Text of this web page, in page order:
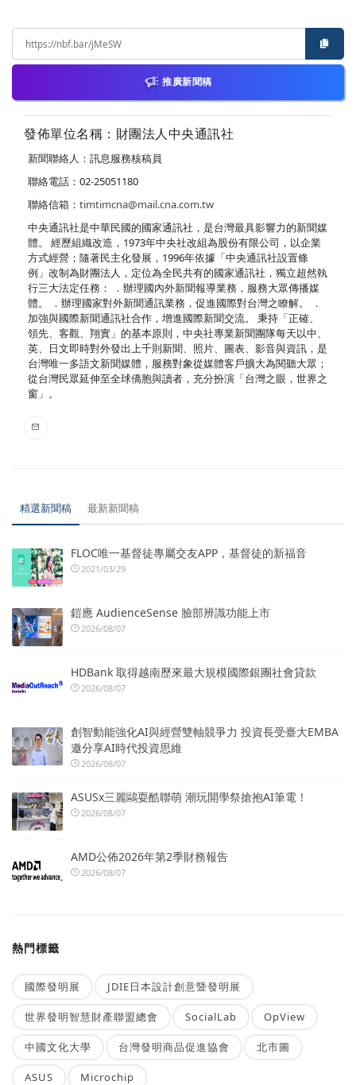
推廣新聞稿
發佈單位名稱：財團法人中央通訊社
新聞聯絡人：訊息服務核稿員
聯絡電話：02-25051180
聯絡信箱： timtimcna@mail.cna.com.tw
中央通訊社是中華民國的國家通訊社，是台灣最具影響力的新聞媒
體。 經歷組織改造，1973年中央社改組為股份有限公司，以企業
方式經營；隨著民主化發展，1996年依據「中央通訊社設置條
例」改制為財團法人，定位為全民共有的國家通訊社，獨立超然執
行三大法定任務： ．辦理國內外新聞報導業務，服務大眾傳播媒
體。 ．辦理國家對外新聞通訊業務，促進國際對台灣之瞭解。 ．
加強與國際新聞通訊社合作，增進國際新聞交流。 秉持「正確、
領先、客觀、翔實」的基本原則，中央社專業新聞團隊每天以中、
英、日文即時對外發出上千則新聞、照片、圖表、影音與資訊，是
台灣唯一多語文新聞媒體，服務對象從媒體客戶擴大為閱聽大眾；
從台灣民眾延伸至全球僑胞與讀者，充分扮演「台灣之眼，世界之
窗」。
精選新聞稿 最新新聞稿
FLOC唯一基督徒專屬交友APP，基督徒的新福音
2021/03/29
鎧應 AudienceSense 臉部辨識功能上市
2026/08/07
HDBank 取得越南歷來最大規模國際銀團社會貸款
2026/08/07
創智動能強化AI與經營雙軸競爭力 投資長受臺大EMBA
邀分享AI時代投資思維
2026/08/07
ASUSx三麗鷗耍酷聯萌 潮玩開學祭搶抱AI筆電！
2026/08/07
AMD公佈2026年第2季財務報告
2026/08/07
熱門標籤
國際發明展 JDIE日本設計創意暨發明展
世界發明智慧財產聯盟總會 SocialLab OpView
中國文化大學 台灣發明商品促進協會 北市圖
ASUS Microchip